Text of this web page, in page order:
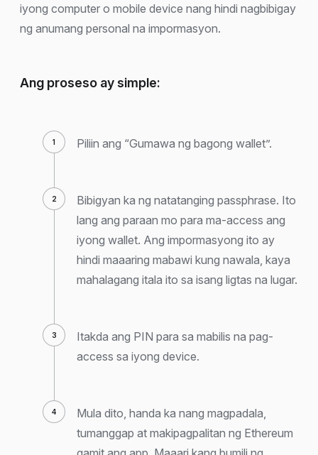
iyong computer o mobile device nang hindi nagbibigay
ng anumang personal na impormasyon.
Ang proseso ay simple:
Piliin ang “Gumawa ng bagong wallet”.
Bibigyan ka ng natatanging passphrase. Ito
lang ang paraan mo para ma-access ang
iyong wallet. Ang impormasyong ito ay
hindi maaaring mabawi kung nawala, kaya
mahalagang itala ito sa isang ligtas na lugar.
Itakda ang PIN para sa mabilis na pag-
access sa iyong device.
Mula dito, handa ka nang magpadala,
tumanggap at makipagpalitan ng Ethereum